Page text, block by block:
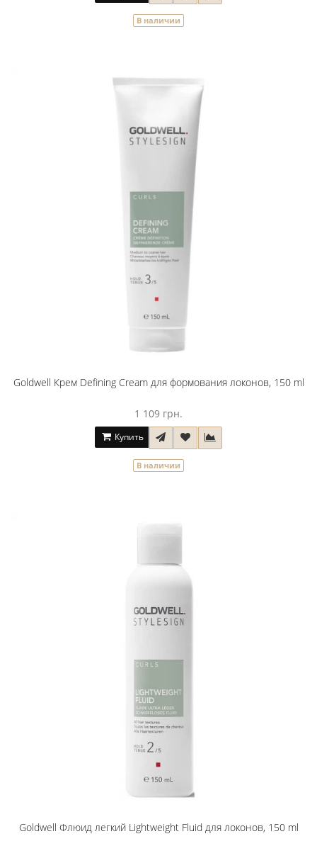
В наличии
Goldwell Крем Defining Cream для формования локонов, 150 ml
1 109 грн.
Купить
В наличии
Goldwell Флюид легкий Lightweight Fluid для локонов, 150 ml